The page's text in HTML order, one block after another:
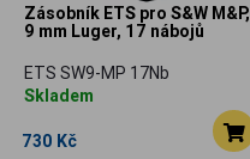
Zásobník ETS pro S&W M&P,
9 mm Luger, 17 nábojů
ETS SW9-MP 17Nb
Skladem
730 Kč